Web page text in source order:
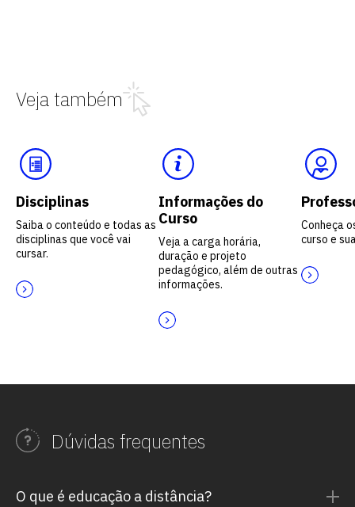
Veja também
Disciplinas
Saiba o conteúdo e todas as
disciplinas que você vai
cursar.
Informações do
Curso
Veja a carga horária,
duração e projeto
pedagógico, além de outras
informações.
Conheça
curso e
Dúvidas frequentes
O que é educação a distância?